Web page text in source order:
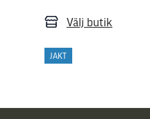
Välj butik
JAKT